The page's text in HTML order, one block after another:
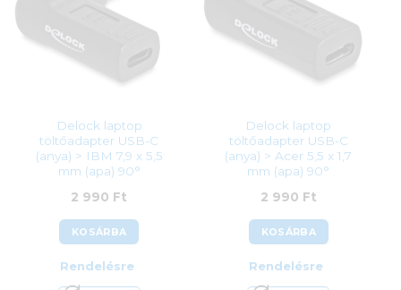
Delock laptop
töltőadapter USB-C
(anya) > IBM 7,9 x 5,5
mm (apa) 90°
2 990 Ft
KOSÁRBA
Rendelésre
Delock laptop
töltőadapter USB-C
(anya) > Acer 5,5 x 1,7
mm (apa) 90°
2 990 Ft
KOSÁRBA
Rendelésre